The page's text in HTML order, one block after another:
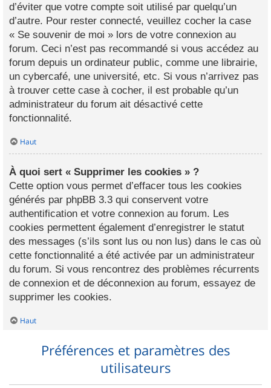
d’éviter que votre compte soit utilisé par quelqu’un
d’autre. Pour rester connecté, veuillez cocher la case
« Se souvenir de moi » lors de votre connexion au
forum. Ceci n’est pas recommandé si vous accédez au
forum depuis un ordinateur public, comme une librairie,
un cybercafé, une université, etc. Si vous n’arrivez pas
à trouver cette case à cocher, il est probable qu’un
administrateur du forum ait désactivé cette
fonctionnalité.
Haut
À quoi sert « Supprimer les cookies » ?
Cette option vous permet d’effacer tous les cookies
générés par phpBB 3.3 qui conservent votre
authentification et votre connexion au forum. Les
cookies permettent également d’enregistrer le statut
des messages (s’ils sont lus ou non lus) dans le cas où
cette fonctionnalité a été activée par un administrateur
du forum. Si vous rencontrez des problèmes récurrents
de connexion et de déconnexion au forum, essayez de
supprimer les cookies.
Haut
Préférences et paramètres des
utilisateurs